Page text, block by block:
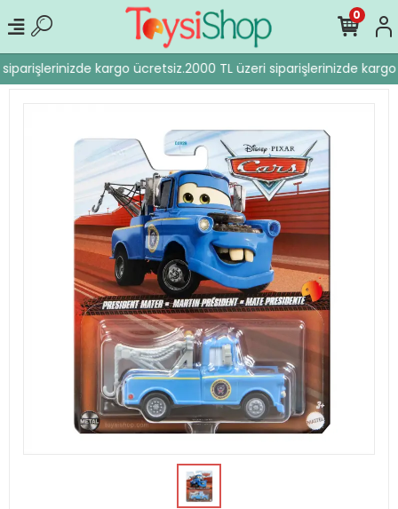
kargo ücretsiz.2000 TL üzeri siparişlerinizde kargo
0